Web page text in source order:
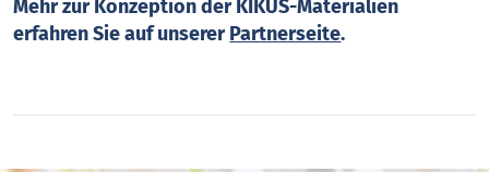
Mehr zur Konzeption der KIKUS-Materialien
erfahren Sie auf unsererPartnerseite.